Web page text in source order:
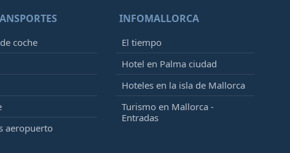
coche
aeropuerto
INFOMALLORCA
El tiempo
Hotel en Palma ciudad
Hoteles en la isla de Mallorca
Turismo en Mallorca -
Entradas